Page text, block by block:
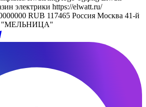
электрики https://elwatt.ru/
RUB 117465 Россия Москва 41-й
"МЕЛЬНИЦА"